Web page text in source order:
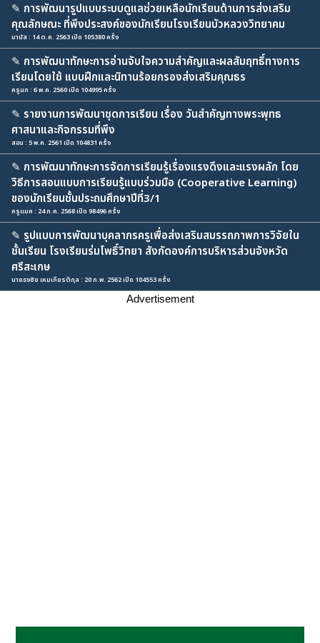
✎ การพัฒนารูปแบบระบบดูแลช่วยเหลือนักเรียนด้านการส่งเสริม
คุณลักษณะ ที่พึงประสงค์ของนักเรียนโรงเรียนบัวหลวงวิทยาคม
มานัส : 14 ต.ค. 2563 เปิด 105380 ครั้ง
✎ การพัฒนาทักษะการอ่านจับใจความสำคัญและผลสัมฤทธิ์ทางการ
เรียนโดยใช้ แบบฝึกและนิทานร้อยกรองส่งเสริมคุณธร
ครูนก : 6 พ.ค. 2560 เปิด 104995 ครั้ง
✎ รายงานการพัฒนาชุดการเรียน เรื่อง วันสำคัญทางพระพุทธ
ศาสนาและกิจกรรมที่พึง
สอน : 5 พ.ค. 2561 เปิด 104831 ครั้ง
✎ การพัฒนาทักษะการจัดการเรียนรู้เรื่องแรงดึงและแรงผลัก โดย
วิธีการสอนแบบการเรียนรู้แบบร่วมมือ (Cooperative Learning)
ของนักเรียนชั้นประถมศึกษาปีที่3/1
ครูแมค : 24 ก.ค. 2568 เปิด 98496 ครั้ง
✎ รูปแบบการพัฒนาบุคลากรครูเพื่อส่งเสริมสมรรถภาพการวิจัยใน
ชั้นเรียน โรงเรียนร่มโพธิ์วิทยา สังกัดองค์การบริหารส่วนจังหวัด
ศรีสะเกษ
นายธงชัย เหมเกียรติกุล : 20 ก.พ. 2562 เปิด 104553 ครั้ง
Advertisement